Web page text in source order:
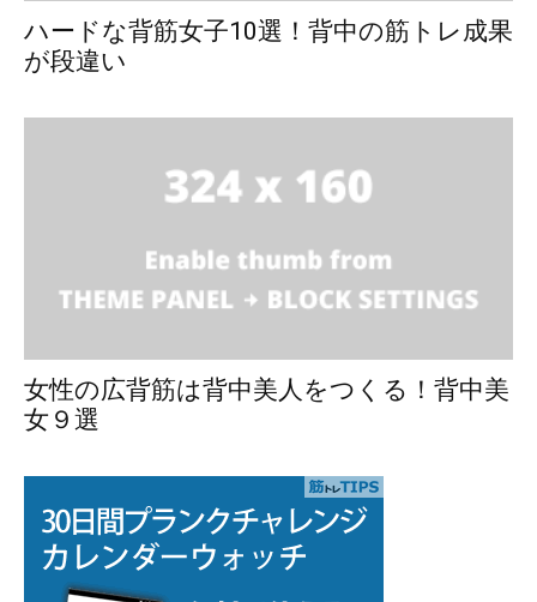
ハードな背筋女子10選！背中の筋トレ成果
が段違い
女性の広背筋は背中美人をつくる！背中美
女９選